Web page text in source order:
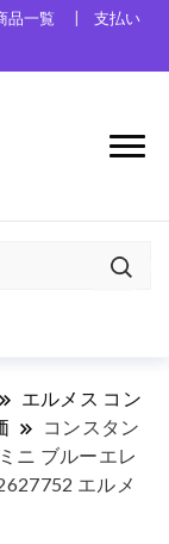
品一覧
支払い
エルメス コン
コンスタン
ニ ブルーエレ
エルメ